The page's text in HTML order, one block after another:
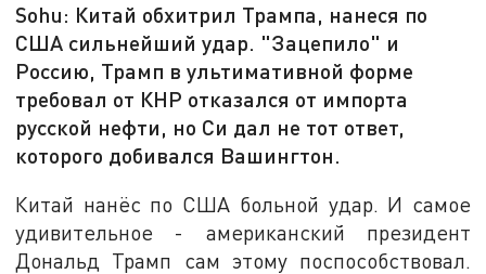
Sohu: Китай обхитрил Трампа, нанеся по
США сильнейший удар. "Зацепило" и
Россию, Трамп в ультимативной форме
требовал от КНР отказался от импорта
русской нефти, но Си дал не тот ответ,
которого добивался Вашингтон.
Китай нанёс по США больной удар. И самое
удивительное - американский президент
Дональд Трамп сам этому поспособствовал.